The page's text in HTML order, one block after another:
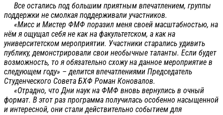
Все остались под большим приятным впечатлением, группы
поддержки не смолкая поддерживали участников.
«Мисс и Мистер ФМФ поразил меня своей масштабностью, на
нём я ощущал себя не как на факультетском, а как на
университетском мероприятии. Участники старались удивить
публику, демонстрировали свои необычные таланты. Если будет
возможность, то я обязательно схожу на данное мероприятие в
следующем году» – делится впечатлениями Председатель
Студенческого Совета БХФ Роман Коновалов.
«Отрадно, что Дни наук на ФМФ вновь вернулись в очный
формат. В этот раз программа получилась особенно насыщенной
и интересной, они стали действительно событием для